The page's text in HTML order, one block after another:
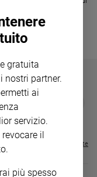
50.000 dalie.
20%
Visualizza tutte le riviste
gratuita
nostri partner.
ai
servizio.
il
più spesso